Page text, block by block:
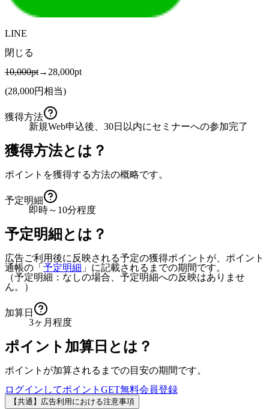
LINE
閉じる
10,000pt→28,000pt
(28,000円相当)
獲得方法
新規Web申込後、30日以内にセミナーへの参加完了
獲得方法とは？
ポイントを獲得する方法の概略です。
予定明細
即時～10分程度
予定明細とは？
広告ご利用後に反映される予定の獲得ポイントが、ポイント
通帳の「 予定明細 」に記載されるまでの期間です。
（予定明細：なしの場合、予定明細への反映はありませ
ん。）
加算日
3ヶ月程度
ポイント加算日とは？
ポイントが加算されるまでの目安の期間です。
ログインしてポイントGET無料会員登録
【共通】広告利用における注意事項